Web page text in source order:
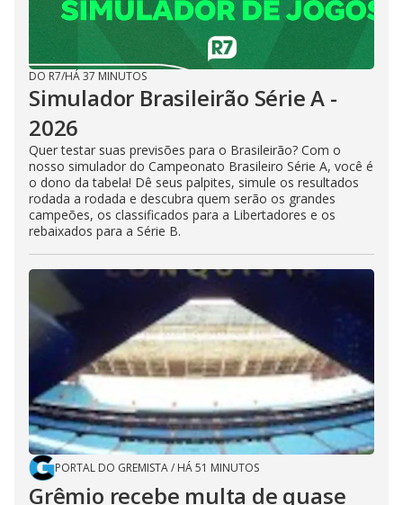
DO R7/HÁ 37 MINUTOS
Simulador Brasileirão Série A -
2026
Quer testar suas previsões para o Brasileirão? Com o
nosso simulador do Campeonato Brasileiro Série A, você é
o dono da tabela! Dê seus palpites, simule os resultados
rodada a rodada e descubra quem serão os grandes
campeões, os classificados para a Libertadores e os
rebaixados para a Série B.
PORTAL DO GREMISTA/ HÁ 51 MINUTOS
Grêmio recebe multa de quase